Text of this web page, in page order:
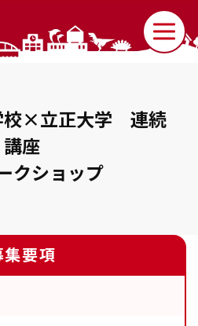
校×立正大学 連続
講座
クショップ
集要項